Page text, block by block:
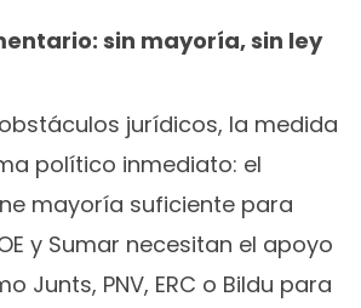
sin mayoría, sin ley
jurídicos, la medida
político inmediato: el
mayoría suficiente para
y Sumar necesitan el apoyo
Junts, PNV, ERC o Bildu para